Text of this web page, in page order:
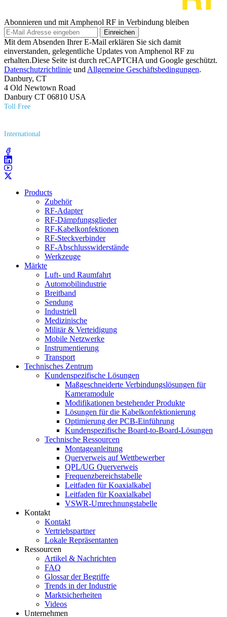
Abonnieren und mit Amphenol RF in Verbindung bleiben
Einreichen
Mit dem Absenden Ihrer E-Mail erklären Sie sich damit
einverstanden, gelegentliche Updates von Amphenol RF zu
erhalten.Diese Seite ist durch reCAPTCHA und Google geschützt.
Datenschutzrichtlinie und Allgemeine Geschäftsbedingungen.
Danbury, CT
4 Old Newtown Road
Danbury CT 06810 USA
Toll Free
International
Products
Zubehör
RF-Adapter
RF-Dämpfungsglieder
RF-Kabelkonfektionen
RF-Steckverbinder
RF-Abschlusswiderstände
Werkzeuge
Märkte
Luft- und Raumfahrt
Automobilindustrie
Breitband
Sendung
Industriell
Medizinische
Militär & Verteidigung
Mobile Netzwerke
Instrumentierung
Transport
Technisches Zentrum
Kundenspezifische Lösungen
Maßgeschneiderte Verbindungslösungen für
Kameramodule
Modifikationen bestehender Produkte
Lösungen für die Kabelkonfektionierung
Optimierung der PCB-Einführung
Kundenspezifische Board-to-Board-Lösungen
Technische Ressourcen
Montageanleitung
Querverweis auf Wettbewerber
QPL/UG Querverweis
Frequenzbereichstabelle
Leitfaden für Koaxialkabel
Leitfaden für Koaxialkabel
VSWR-Umrechnungstabelle
Kontakt
Kontakt
Vertriebspartner
Lokale Repräsentanten
Ressourcen
Artikel & Nachrichten
FAQ
Glossar der Begriffe
Trends in der Industrie
Marktsicherheiten
Videos
Unternehmen